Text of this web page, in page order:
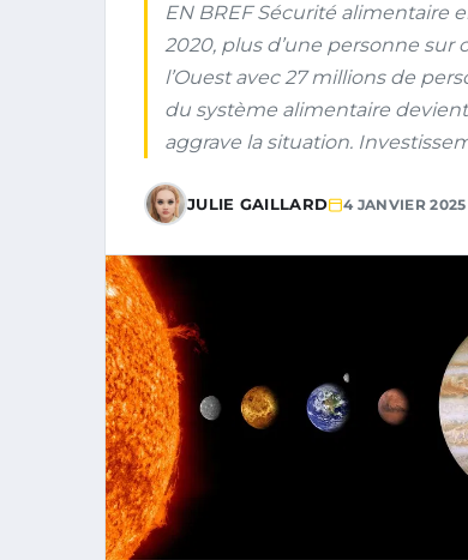
EN BREF Sécurité alimentaire
2020, plus d’une personne sur
l’Ouest avec 27 millions de
du système alimentaire
aggrave la situation.
JULIE GAILLARD 4 JANVIER 2025